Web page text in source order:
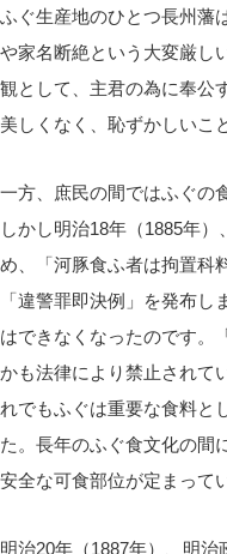
ふぐ生産地のひとつ長州藩
や家名断絶という大変厳し
観として、主君の為に奉公
美しくなく、恥ずかしいこ
一方、庶民の間ではふぐの
しかし明治18年（1885年
め、「河豚食ふ者は拘置科
「違警罪即決例」を発布
はできなくなったのです。
かも法律により禁止されて
れでもふぐは重要な食料と
た。長年のふぐ食文化の間
安全な可食部位が定まって
明治20年（1887年）、明